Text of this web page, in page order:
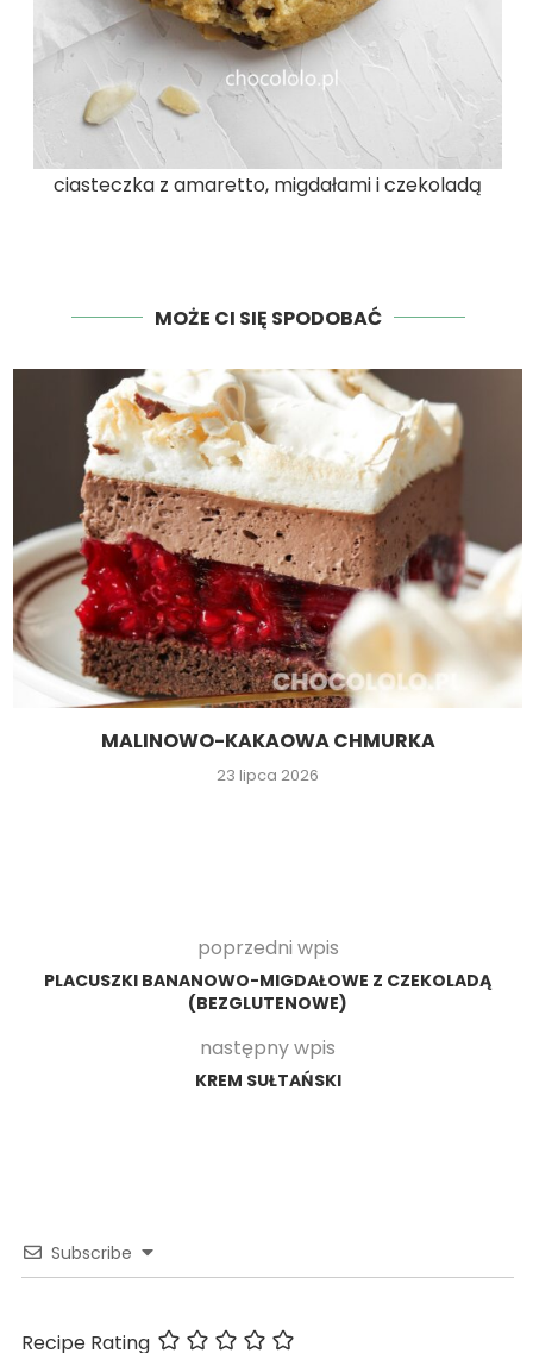
ciasteczka z amaretto, migdałami i czekoladą
MOŻE CI SIĘ SPODOBAĆ
MALINOWO-KAKAOWA CHMURKA
23 lipca 2026
poprzedni wpis
PLACUSZKI BANANOWO-MIGDAŁOWE Z CZEKOLADĄ
(BEZGLUTENOWE)
następny wpis
KREM SUŁTAŃSKI
Subscribe
Recipe Rating